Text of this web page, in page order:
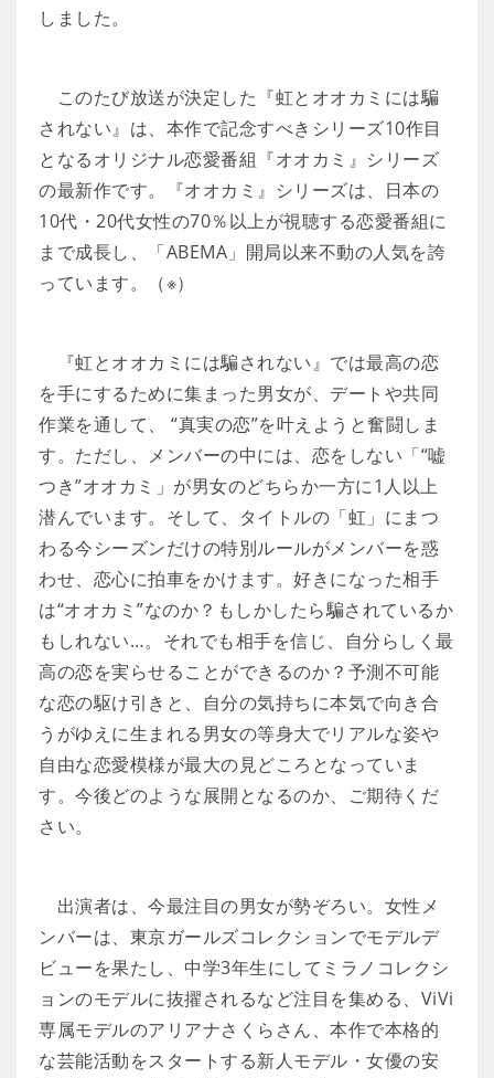
しました。
このたび放送が決定した『虹とオオカミには騙
されない』は、本作で記念すべきシリーズ10作目
となるオリジナル恋愛番組『オオカミ』シリーズ
の最新作です。『オオカミ』シリーズは、日本の
10代・20代女性の70％以上が視聴する恋愛番組に
まで成長し、「ABEMA」開局以来不動の人気を誇
っています。（※）
『虹とオオカミには騙されない』では最高の恋
を手にするために集まった男女が、デートや共同
作業を通して、 “真実の恋”を叶えようと奮闘しま
す。ただし、メンバーの中には、恋をしない「“嘘
つき”オオカミ」が男女のどちらか一方に1人以上
潜んでいます。そして、タイトルの「虹」にまつ
わる今シーズンだけの特別ルールがメンバーを惑
わせ、恋心に拍車をかけます。好きになった相手
は“オオカミ”なのか？もしかしたら騙されているか
もしれない…。それでも相手を信じ、自分らしく最
高の恋を実らせることができるのか？予測不可能
な恋の駆け引きと、自分の気持ちに本気で向き合
うがゆえに生まれる男女の等身大でリアルな姿や
自由な恋愛模様が最大の見どころとなっていま
す。今後どのような展開となるのか、ご期待くだ
さい。
出演者は、今最注目の男女が勢ぞろい。女性メ
ンバーは、東京ガールズコレクションでモデルデ
ビューを果たし、中学3年生にしてミラノコレクシ
ョンのモデルに抜擢されるなど注目を集める、ViVi
専属モデルのアリアナさくらさん、本作で本格的
な芸能活動をスタートする新人モデル・女優の安